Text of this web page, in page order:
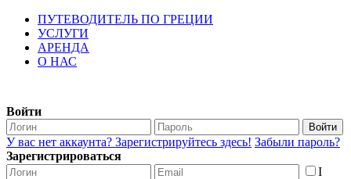
ПУТЕВОДИТЕЛЬ ПО ГРЕЦИИ
УСЛУГИ
АРЕНДА
О НАС
Войти
Войти
У вас нет аккаунта? Зарегистрируйтесь здесь! Забыли пароль?
Зарегистрироваться
I